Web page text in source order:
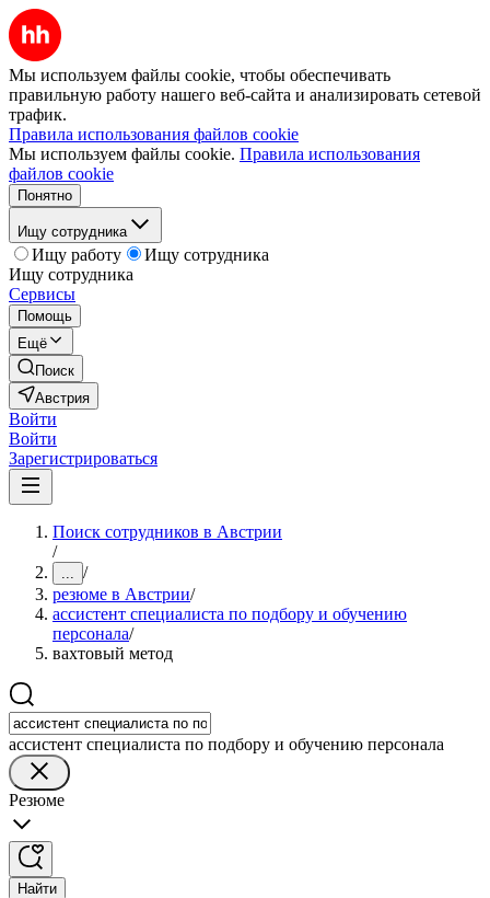
Мы используем файлы cookie, чтобы обеспечивать
правильную работу нашего веб-сайта и анализировать сетевой
трафик.
Правила использования файлов cookie
Мы используем файлы cookie. Правила использования
файлов cookie
Понятно
Ищу сотрудника
Ищу работу
Ищу сотрудника
Ищу сотрудника
Сервисы
Помощь
Ещё
Поиск
Австрия
Войти
Войти
Зарегистрироваться
Поиск сотрудников в Австрии
/
... /
резюме в Австрии/
ассистент специалиста по подбору и обучению
персонала/
вахтовый метод
ассистент специалиста по подбору и обучению персонала
Резюме
Найти